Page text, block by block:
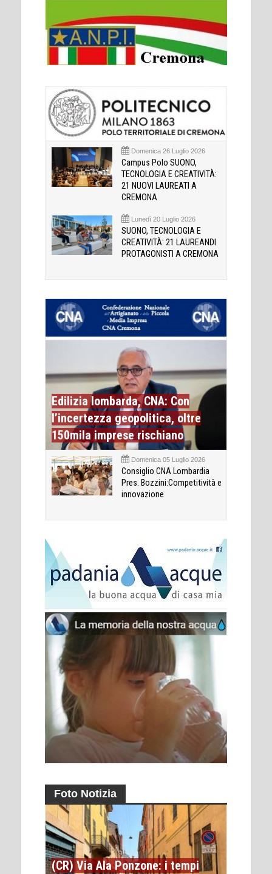
Domenica 26 Luglio 2026
Campus Polo SUONO,
TECNOLOGIA E CREATIVITÀ:
21 NUOVI LAUREATI A
CREMONA
Lunedì 20 Luglio 2026
SUONO, TECNOLOGIA E
CREATIVITÀ: 21 LAUREANDI
PROTAGONISTI A CREMONA
Edilizia lombarda, CNA: Con
l’incertezza geopolitica, oltre
150mila imprese rischiano
Domenica 05 Luglio 2026
Consiglio CNA Lombardia
Pres. Bozzini:Competitività e
innovazione
Foto Notizia
(CR) Via Ala Ponzone: i tempi